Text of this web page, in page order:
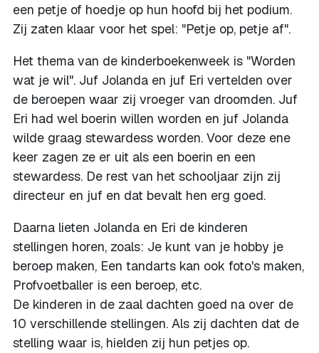
een petje of hoedje op hun hoofd bij het podium.
Zij zaten klaar voor het spel: "Petje op, petje af".
Het thema van de kinderboekenweek is "Worden
wat je wil". Juf Jolanda en juf Eri vertelden over
de beroepen waar zij vroeger van droomden. Juf
Eri had wel boerin willen worden en juf Jolanda
wilde graag stewardess worden. Voor deze ene
keer zagen ze er uit als een boerin en een
stewardess. De rest van het schooljaar zijn zij
directeur en juf en dat bevalt hen erg goed.
Daarna lieten Jolanda en Eri de kinderen
stellingen horen, zoals: Je kunt van je hobby je
beroep maken, Een tandarts kan ook foto's maken,
Profvoetballer is een beroep, etc.
De kinderen in de zaal dachten goed na over de
10 verschillende stellingen. Als zij dachten dat de
stelling waar is, hielden zij hun petjes op.